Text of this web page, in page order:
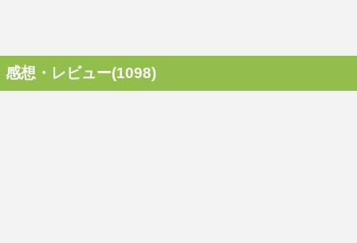
感想・レビュー(1098)